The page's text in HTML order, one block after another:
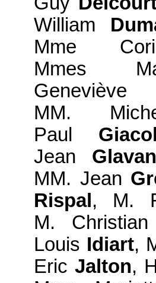
William
Mme
Mmes
MM.
Paul
Jean
MM. Jean
Rispal , M.
M. Christian
Louis Idiart,
Eric Jalton,